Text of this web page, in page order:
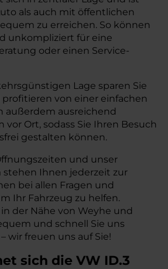
als auch mit öffentlichen
zu erreichen. So können
unkompliziert für eine
oder einen Service-
Lage sparen Sie
von einer einfachen
außerdem ausreichend
Ort, sodass Sie Ihren Besuch
gestalten können.
und unser
stehen Ihnen jederzeit zur
bei allen Fragen und
Ihr Fahrzeug zu helfen.
der Nähe von Weyhe und
und schnell Sie uns
wir freuen uns auf Sie!
sich die VW ID.3